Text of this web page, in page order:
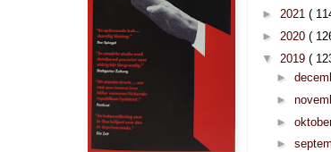
► 2021 (
► 2020 (
▼ 2019 (
►
►
►
►